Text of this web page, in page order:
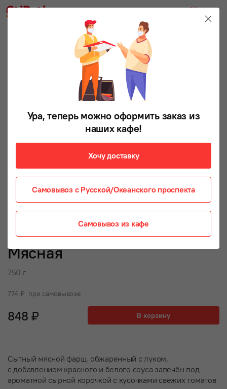
Мясная
750 г
774 ₽ при самовывозе
848 ₽ В корзину
Сытный мясной фарш, обжаренный с луком,
с добавлением красного и белого соуса запечён под
ароматной сырной корочкой с кусочками свежих томатов
Ура, теперь можно оформить заказ из
наших кафе!
Хочу доставку
Самовывоз с Русской/Океанского проспекта
Самовывоз из кафе